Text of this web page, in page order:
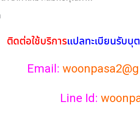
ติดต่อใช้บริการแปลทะเบียนรับ
Email:
Line Id: